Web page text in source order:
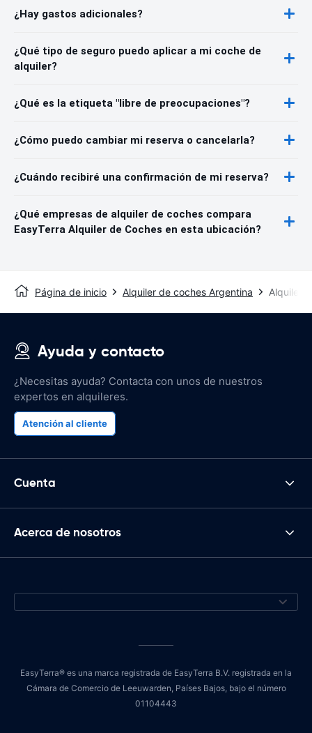
¿Hay gastos adicionales?
¿Qué tipo de seguro puedo aplicar a mi coche de
alquiler?
¿Qué es la etiqueta "libre de preocupaciones"?
¿Cómo puedo cambiar mi reserva o cancelarla?
¿Cuándo recibiré una confirmación de mi reserva?
¿Qué empresas de alquiler de coches compara
EasyTerra Alquiler de Coches en esta ubicación?
Página de inicio Alquiler de coches Argentina Alquiler
Ayuda y contacto
¿Necesitas ayuda? Contacta con unos de nuestros
expertos en alquileres.
Atención al cliente
Cuenta
Acerca de nosotros
EasyTerra® es una marca registrada de EasyTerra B.V. registrada en la
Cámara de Comercio de Leeuwarden, Países Bajos, bajo el número
01104443